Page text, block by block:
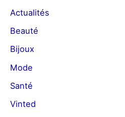
Actualités
Beauté
Bijoux
Mode
Santé
Vinted